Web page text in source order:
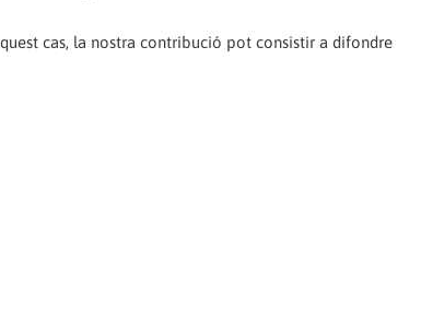
cas, la nostra contribució pot consistir a difondre